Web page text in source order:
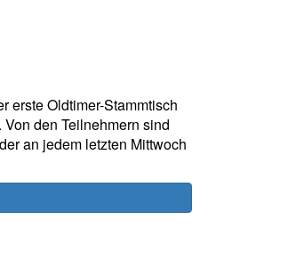
erste Oldtimer-Stammtisch
den Teilnehmern sind
an jedem letzten Mittwoch